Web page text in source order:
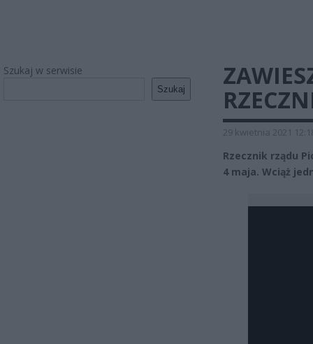
Szukaj w serwisie
Szukaj
29 kwietnia 2021
Rzecznik rządu
4 maja. Wciąż